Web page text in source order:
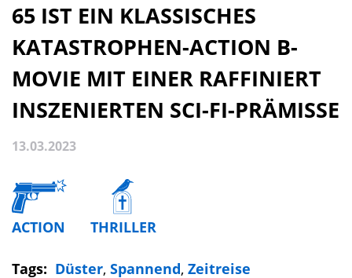
65 IST EIN KLASSISCHES
KATASTROPHEN-ACTION B-
MOVIE MIT EINER RAFFINIERT
INSZENIERTEN SCI-FI-PRÄMISSE
13.03.2023
ACTION THRILLER
Tags: Düster, Spannend, Zeitreise